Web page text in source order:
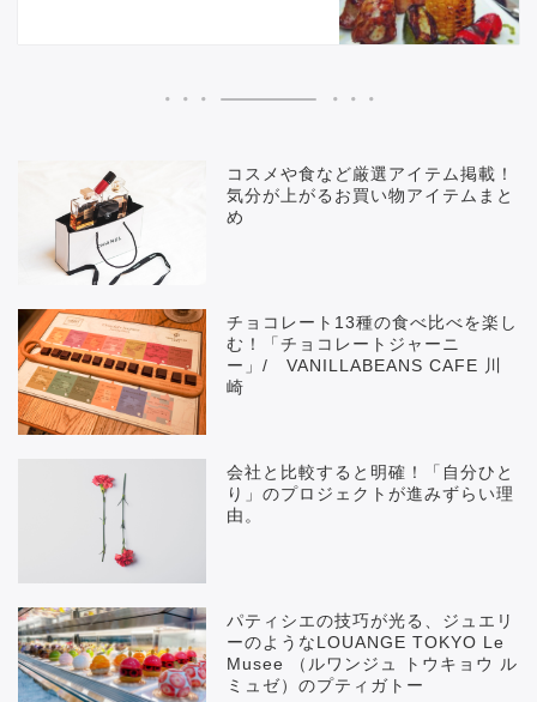
コスメや食など厳選アイテム掲載！
気分が上がるお買い物アイテムまと
め
チョコレート13種の食べ比べを楽し
む！「チョコレートジャーニ
ー」/ VANILLABEANS CAFE 川
崎
会社と比較すると明確！「自分ひと
り」のプロジェクトが進みずらい理
由。
パティシエの技巧が光る、ジュエリ
ーのようなLOUANGE TOKYO Le
Musee （ルワンジュ トウキョウ ル
ミュゼ）のプティガトー